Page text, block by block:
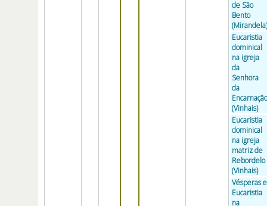
de São
Bento
(Mirandela)
Eucaristia
dominical
na igreja
da
Senhora
da
Encarnação
(Vinhais)
Eucaristia
dominical
na igreja
matriz de
Rebordelo
(Vinhais)
Vésperas e
Eucaristia
na